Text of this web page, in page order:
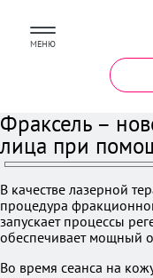
МЕНЮ
Фраксель –
лица при
В качестве лазерной
процедура
запускает процессы
обеспечивает мощный
Во время сеанса на